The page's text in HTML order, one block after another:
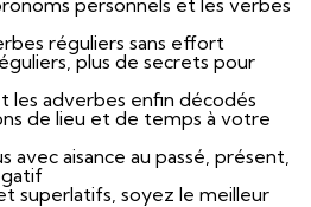
réguliers sans effort
plus de secrets pour
les adverbes enfin décodés
de lieu et de temps à votre
avec aisance au passé, présent,
superlatifs, soyez le meilleur